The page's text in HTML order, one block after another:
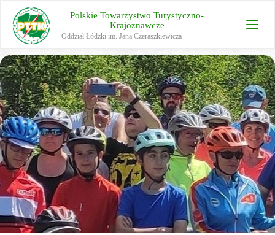
Polskie Towarzystwo Turystyczno-
Krajoznawcze
Oddział Łódzki im. Jana Czeraszkiewicza